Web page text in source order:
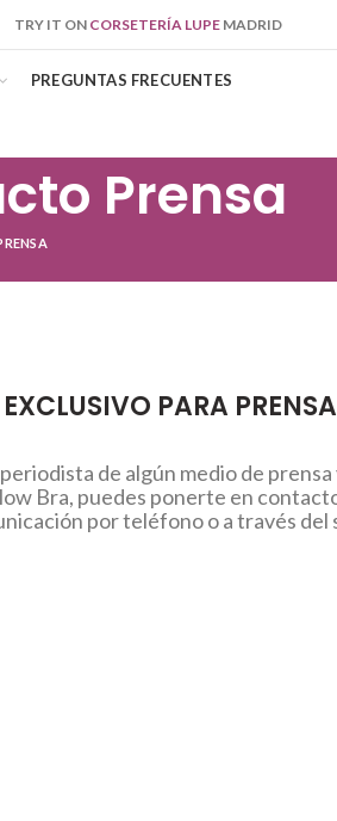
TRY IT ON CORSETERÍA LUPE MADRID
PREGUNTAS FRECUENTES
Prensa
PARA PRENSA
de algún medio de prensa
Bra, puedes ponerte en
por teléfono o a través del